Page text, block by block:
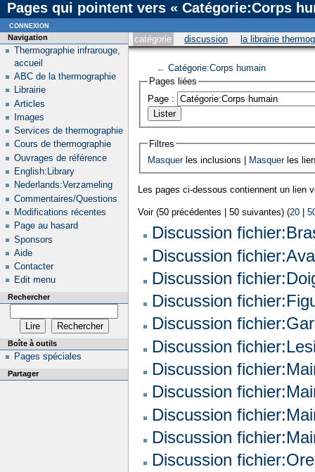
Pages qui pointent vers « Catégorie:Corps
catégorie discussion la librairie
← Catégorie:Corps humain
Pages liées
Page :
Filtres
Masquerles inclusions | Masquerles
Les pages ci-dessous contiennent un lien
Voir (50 précédentes | 50 suivantes) (20
Discussion
Discussion
Discussion
Discussion
Discussion
Discussion
Discussion
Discussion
Discussion
Discussion
Discussion
Navigation
Thermographie infrarouge,
accueil
ABC de la thermographie
Librairie
Articles
Images
Services de thermographie
Cours de thermographie
Ouvrages de référence
English:Library
Nederlands:Verzameling
Commentaires/Questions
Modifications récentes
Page au hasard
Sponsors
Aide
Contacter
Edit menu
Rechercher
Boîte à outils
Pages spéciales
Partager
connexion